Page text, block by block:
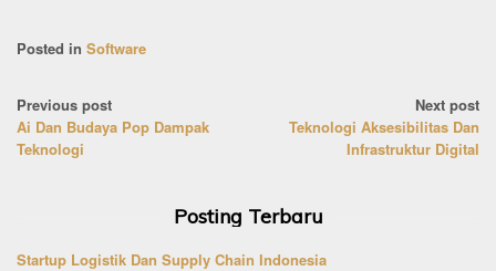
Posted in Software
Post
navigation
Previous post
Ai Dan Budaya Pop Dampak
Teknologi
Next post
Teknologi Aksesibilitas Dan
Infrastruktur Digital
Posting Terbaru
Startup Logistik Dan Supply Chain Indonesia